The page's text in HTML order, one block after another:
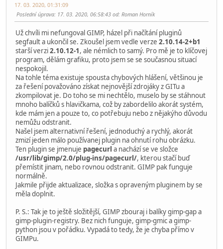
17. 03. 2020, 01:31:09
Poslední úprava: 17. 03. 2020, 06:58:43 od: Roman Horník
Už chvíli mi nefungoval GIMP, házel při načítání pluginů
segfault a ukončil se. Zkoušel jsem vedle verze 2.10.14-2+b1
starší verzi2.10.12-1, ale némlich to samý. Pro mě je to klíčovej
program, dělám grafiku, proto jsem se se současnou situací
nespokojil.
Na tohle téma existuje spousta chybových hlášení, většinou je
za řešení považováno získat nejnovější zdrojáky z GITu a
zkompilovat je. Do toho se mi nechtělo, muselo by se stáhnout
mnoho balíčků s hlavičkama, což by zabordelilo akorát systém,
kde mám jen a pouze to, co potřebuju nebo z nějakýho důvodu
nemůžu odstranit.
Našel jsem alternativní řešení, jednoduchý a rychlý, akorát
zmizí jeden málo používanej plugin na ohnutí rohu obrázku.
Ten plugin se jmenuje pagecurl a nachází se ve složce
/usr/lib/gimp/2.0/plug-ins/pagecurl/, kterou stačí buď
přemístit jinam, nebo rovnou odstranit. GIMP pak funguje
normálně.
Jakmile přijde aktualizace, složka s opraveným pluginem by se
měla doplnit.
P. S.: Tak je to ještě složitější, GIMP zbouraj i balíky gimp-gap a
gimp-plugin-registry. Bez nich funguje, gimp-gmic a gimp-
python jsou v pořádku. Vypadá to tedy, že je chyba přímo v
GIMPu.